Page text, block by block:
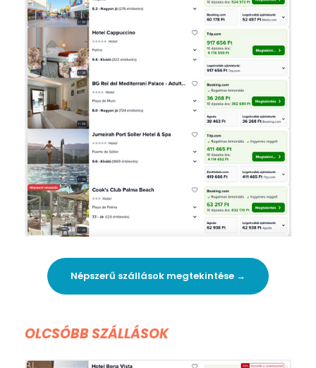
Népszerű szállások megtekintése →
OLCSÓBB SZÁLLÁSOK